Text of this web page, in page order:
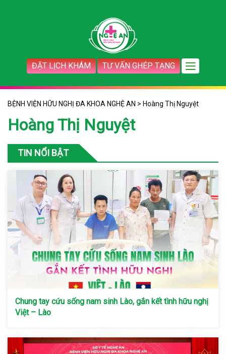
ĐẶT LỊCH KHÁM TƯ VẤN GHÉP TẠNG
BỆNH VIỆN HỮU NGHỊ ĐA KHOA NGHỆ AN > Hoàng Thị Nguyệt
Hoàng Thị Nguyệt
TIN NỔI BẬT
Chung tay cứu sống nam sinh Lào, gắn kết tình hữu nghị
Việt – Lào